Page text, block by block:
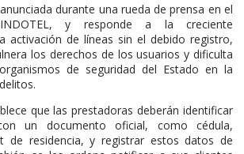
durante una rueda de prensa en el
y responde a la creciente
activación de líneas sin el debido registro,
los derechos de los usuarios y dificulta
de seguridad del Estado en la
que las prestadoras deberán identificar
un documento oficial, como cédula,
de residencia, y registrar estos datos de